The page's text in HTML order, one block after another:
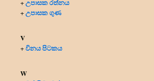
+උපාසක රත්නය
+උපාසක ගුණ
V
+විනය පිටකය
W